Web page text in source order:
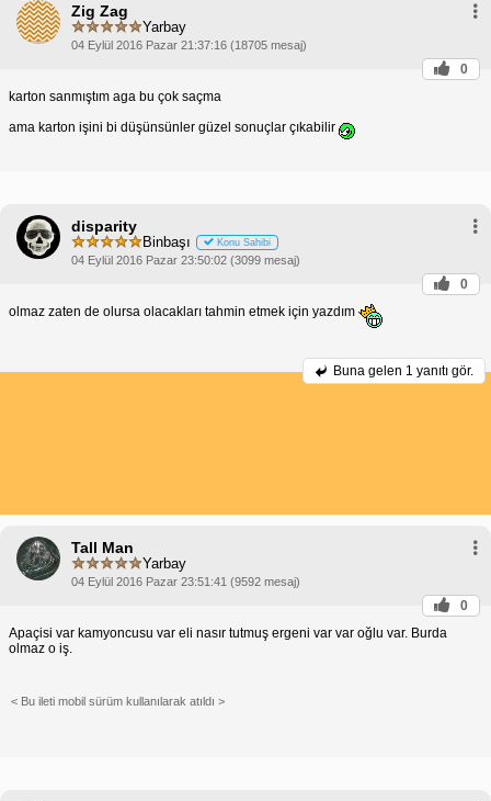
Zig Zag
Yarbay
04 Eylül 2016 Pazar 21:37:16 (18705 mesaj)
0
karton sanmıştım aga bu çok saçma
ama karton işini bi düşünsünler güzel sonuçlar çıkabilir
disparity
Binbaşı Konu Sahibi
04 Eylül 2016 Pazar 23:50:02 (3099 mesaj)
0
olmaz zaten de olursa olacakları tahmin etmek için yazdım
Buna gelen 1 yanıtı gör.
Tall Man
Yarbay
04 Eylül 2016 Pazar 23:51:41 (9592 mesaj)
0
Apaçisi var kamyoncusu var eli nasır tutmuş ergeni var var oğlu var. Burda
olmaz o iş.
< Bu ileti mobil sürüm kullanılarak atıldı >